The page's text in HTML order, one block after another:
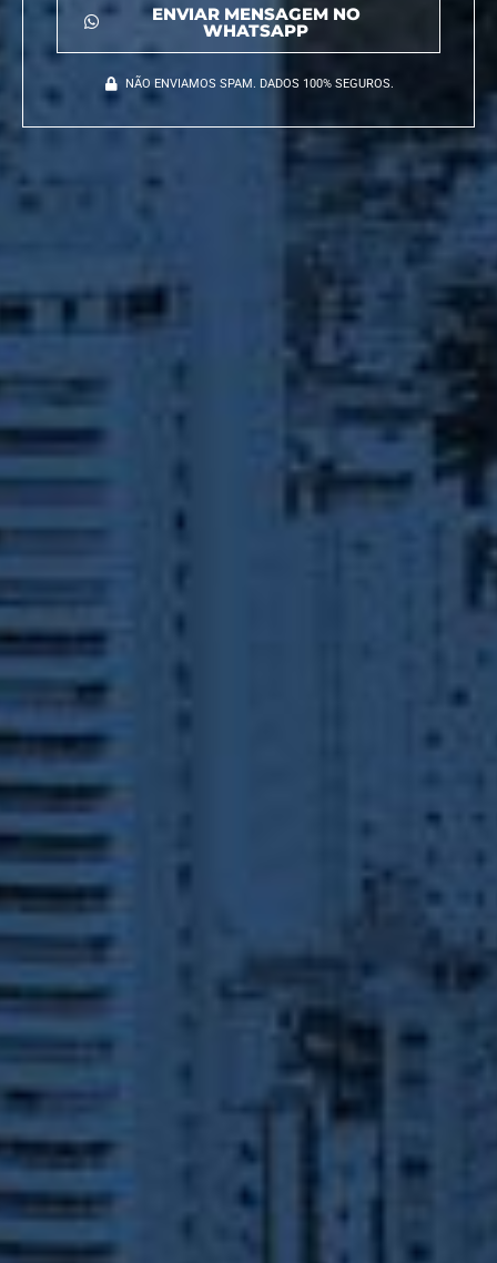
ENVIAR MENSAGEM NO
WHATSAPP
NÃO ENVIAMOS SPAM. DADOS 100% SEGUROS.